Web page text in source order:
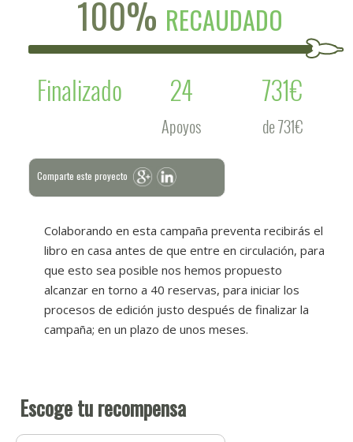
100% RECAUDADO
Finalizado
24
Apoyos
731€
de 731€
Comparte este proyecto
Colaborando en esta campaña preventa recibirás el
libro en casa antes de que entre en circulación, para
que esto sea posible nos hemos propuesto
alcanzar en torno a 40 reservas, para iniciar los
procesos de edición justo después de finalizar la
campaña; en un plazo de unos meses.
Escoge tu recompensa